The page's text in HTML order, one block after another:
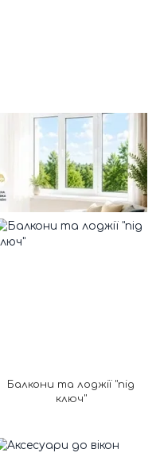
Балкони та лоджії "під
ключ"